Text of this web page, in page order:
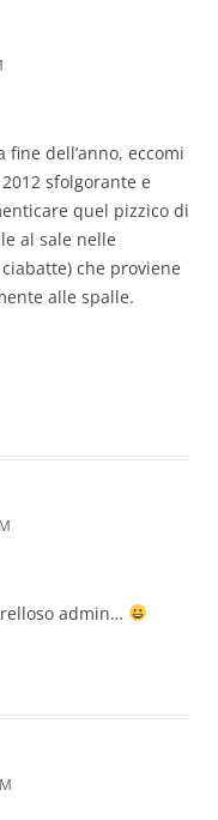
dell’anno, eccomi
sfolgorante e
quel pizzico di
al sale nelle
che proviene
alle spalle.
admin…